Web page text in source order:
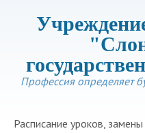
Профессия определяет
Расписание уроков, замены